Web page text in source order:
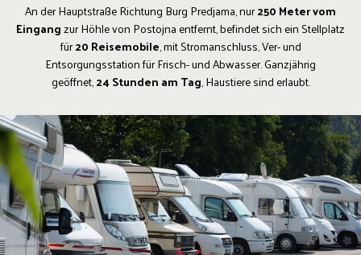
An der Hauptstraße Richtung Burg Predjama, nur250 Meter vom
Eingangzur Höhle von Postojna entfernt, befindet sich ein Stellplatz
für20 Reisemobile, mit Stromanschluss, Ver- und
Entsorgungsstation für Frisch- und Abwasser. Ganzjährig
geöffnet,24 Stunden am Tag, Haustiere sind erlaubt.